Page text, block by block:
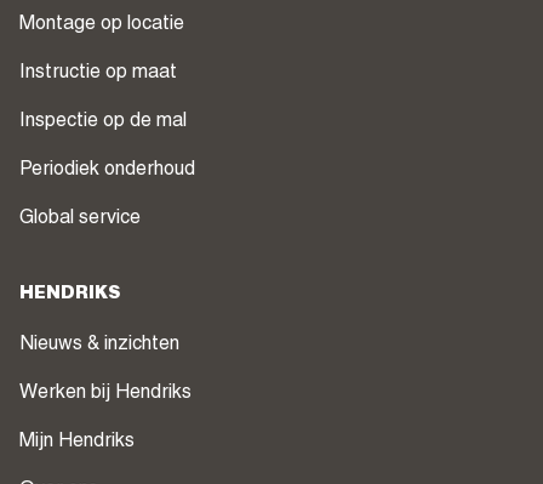
Montage op locatie
Instructie op maat
Inspectie op de mal
Periodiek onderhoud
Global service
HENDRIKS
Nieuws & inzichten
Werken bij Hendriks
Mijn Hendriks